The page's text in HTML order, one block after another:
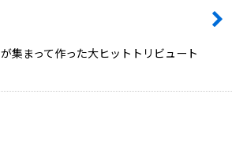
集まって作った大ヒットトリビュート